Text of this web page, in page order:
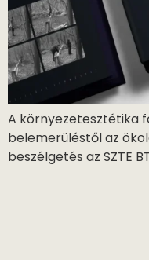
A környezetesztétika
belemerüléstől az
beszélgetés az SZTE